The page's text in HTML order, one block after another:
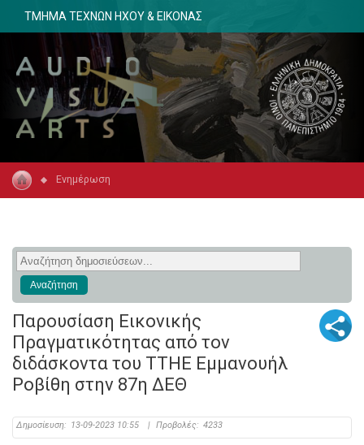
ΤΜΗΜΑ ΤΕΧΝΩΝ ΗΧΟΥ & ΕΙΚΟΝΑΣ
Ενημέρωση
Παρουσίαση Εικονικής
Πραγματικότητας από τον
διδάσκοντα του ΤΤΗΕ Εμμανουήλ
Ροβίθη στην 87η ΔΕΘ
Δημοσίευση: 13-09-2023 10:55 | Προβολές: 4233